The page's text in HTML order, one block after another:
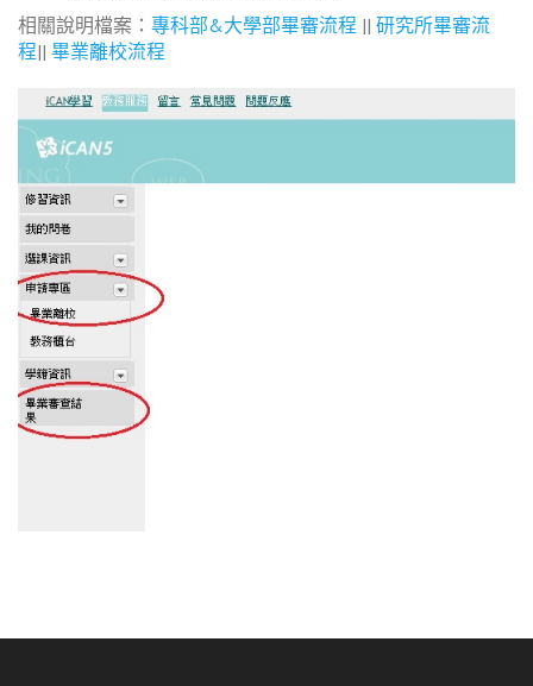
相關說明檔案： 專科部&大學部畢審流程 || 研究所畢審流
程|| 畢業離校流程